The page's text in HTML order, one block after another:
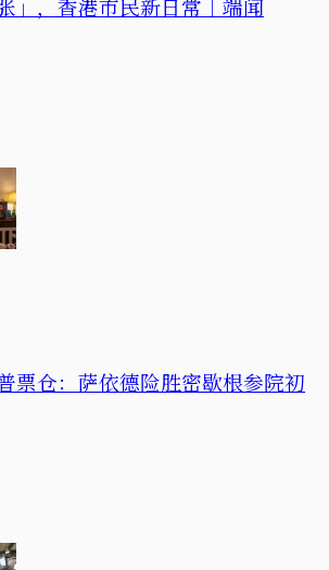
」，香港市民新日常｜端闻
票仓：萨依德险胜密歇根参院初